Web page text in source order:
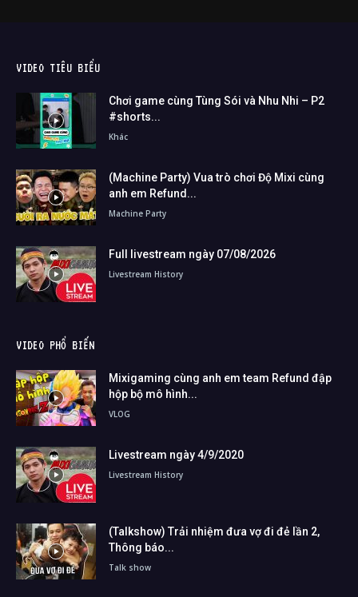
VIDEO TIÊU BIỂU
Chơi game cùng Tùng Sói và Nhu Nhi – P2
#shorts...
Khác
(Machine Party) Vua trò chơi Độ Mixi cùng
anh em Refund...
Machine Party
Full livestream ngày 07/08/2026
Livestream History
VIDEO PHỔ BIẾN
Mixigaming cùng anh em team Refund đập
hộp bộ mô hình...
VLOG
Livestream ngày 4/9/2020
Livestream History
(Talkshow) Trải nhiệm đưa vợ đi đẻ lần 2,
Thông báo...
Talk show